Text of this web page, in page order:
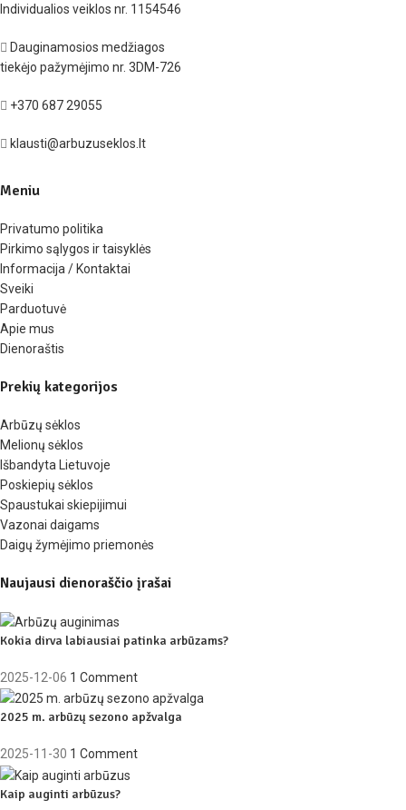
Individualios veiklos nr. 1154546
Dauginamosios medžiagos
tiekėjo pažymėjimo nr. 3DM-726
+370 687 29055
klausti@arbuzuseklos.lt
Meniu
Privatumo politika
Pirkimo sąlygos ir taisyklės
Informacija / Kontaktai
Sveiki
Parduotuvė
Apie mus
Dienoraštis
Prekių kategorijos
Arbūzų sėklos
Melionų sėklos
Išbandyta Lietuvoje
Poskiepių sėklos
Spaustukai skiepijimui
Vazonai daigams
Daigų žymėjimo priemonės
Naujausi dienoraščio įrašai
Kokia dirva labiausiai patinka arbūzams?
2025-12-06 1 Comment
2025 m. arbūzų sezono apžvalga
2025-11-30 1 Comment
Kaip auginti arbūzus?